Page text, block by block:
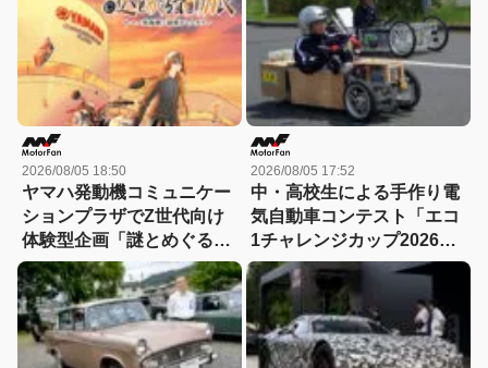
2026/08/05 18:50
ヤマハ発動機コミュニケー
ションプラザでZ世代向け
体験型企画「謎とめぐる記
憶の旅」が実施中！
2026/08/05 17:52
中・高校生による手作り電
気自動車コンテスト「エコ
1チャレンジカップ2026」
が8月22日に開催！